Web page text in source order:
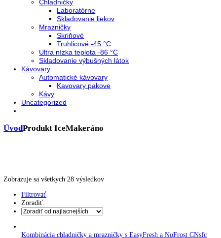
Skriňové
Truhlicové
Vinotéky
Pekárne
Chladničky
Mrazničky
Výskum a laboratóriá
Kombinované laboratórne chladničky
Chladničky
Laboratórne
Skladovanie liekov
Mrazničky
Truhlicové -45 °C
Kávy
Uncategorized